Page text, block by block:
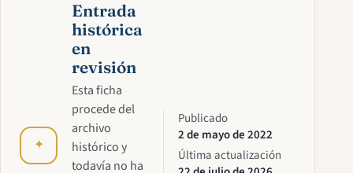
✦
Entrada
histórica
en
revisión
Esta ficha
procede del
archivo
histórico y
todavía no ha
Publicado
2 de mayo de 2022
Última actualización